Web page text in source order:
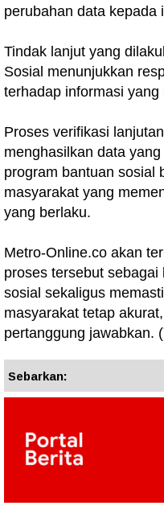
perubahan data kepada
Tindak lanjut yang
Sosial menunjukkan
terhadap informasi
Proses verifikasi
menghasilkan data
program bantuan sosial
masyarakat yang
yang berlaku.
Metro-Online.co akan
proses tersebut sebagai
sosial sekaligus
masyarakat tetap
pertanggung jawabkan.
Sebarkan: